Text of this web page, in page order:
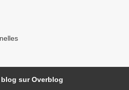
blog sur Overblog